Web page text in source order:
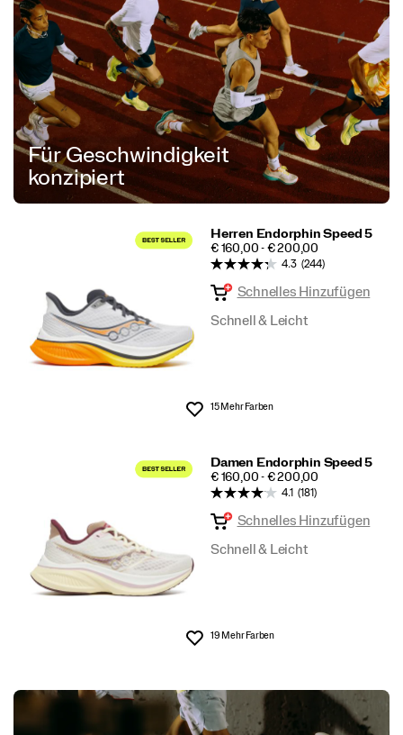
Für Geschwindigkeit
konzipiert
Herren Endorphin Speed 5
PRICE
€ 160,00 - € 200,00
Wunschliste
4.3 (244)
Schnelles Hinzufügen
Schnell & Leicht
15 Mehr Farben
Damen Endorphin Speed 5
PRICE
€ 160,00 - € 200,00
Wunschliste
4.1 (181)
Schnelles Hinzufügen
Schnell & Leicht
19 Mehr Farben